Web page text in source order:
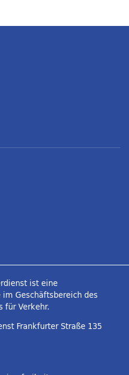
ist eine
Geschäftsbereich des
für Verkehr.
Frankfurter Straße 135